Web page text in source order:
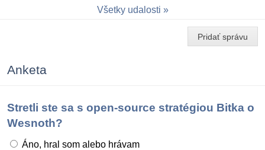
Všetky udalosti
Pridať správu
Anketa
Stretli ste sa s open-source stratégiou Bitka o
Wesnoth?
Áno, hral som alebo hrávam